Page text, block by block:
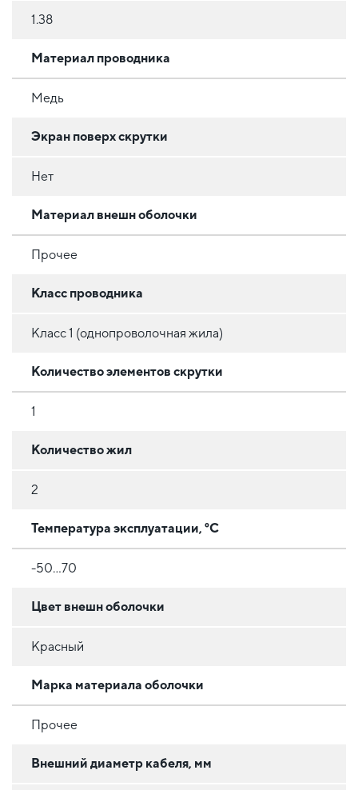
1.38
Материал проводника
Медь
Экран поверх скрутки
Нет
Материал внешн оболочки
Прочее
Класс проводника
Класс 1 (однопроволочная жила)
Количество элементов скрутки
1
Количество жил
2
Температура эксплуатации, °C
-50…70
Цвет внешн оболочки
Красный
Марка материала оболочки
Прочее
Внешний диаметр кабеля, мм